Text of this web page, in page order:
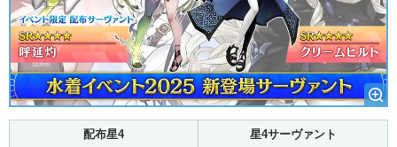
配布星4 星4サーヴァント